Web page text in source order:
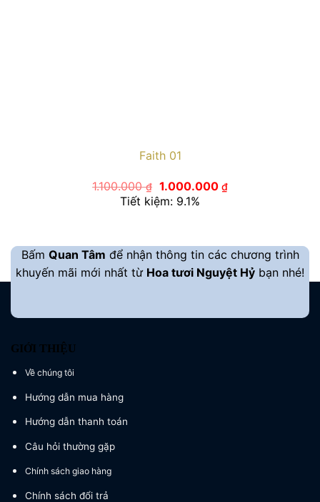
Faith 01
1.100.000₫ Giá
gốc
là:
1.000.000 ₫Giá
hiện
Tiết kiệm: 9.1%
Bấm Quan Tâm để nhận thông tin các chương trình
khuyến mãi mới nhất từ Hoa tươi Nguyệt Hỷ bạn nhé!
GIỚI THIỆU
Về chúng tôi
Hướng dẫn mua hàng
Hướng dẫn thanh toán
Câu hỏi thường gặp
Chính sách giao hàng
Chính sách đổi trả